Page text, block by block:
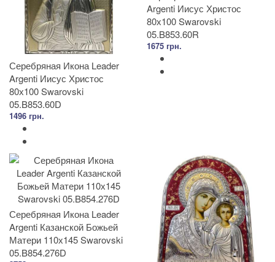
Серебряная Икона Leader
Argenti Иисус Христос
80х100 Swarovski
05.B853.60D
1496 грн.
Argenti Иисус Христос
80х100 Swarovski
05.B853.60R
1675 грн.
Серебряная Икона Leader
Argenti Казанской Божьей
Матери 110х145 Swarovski
05.B854.276D